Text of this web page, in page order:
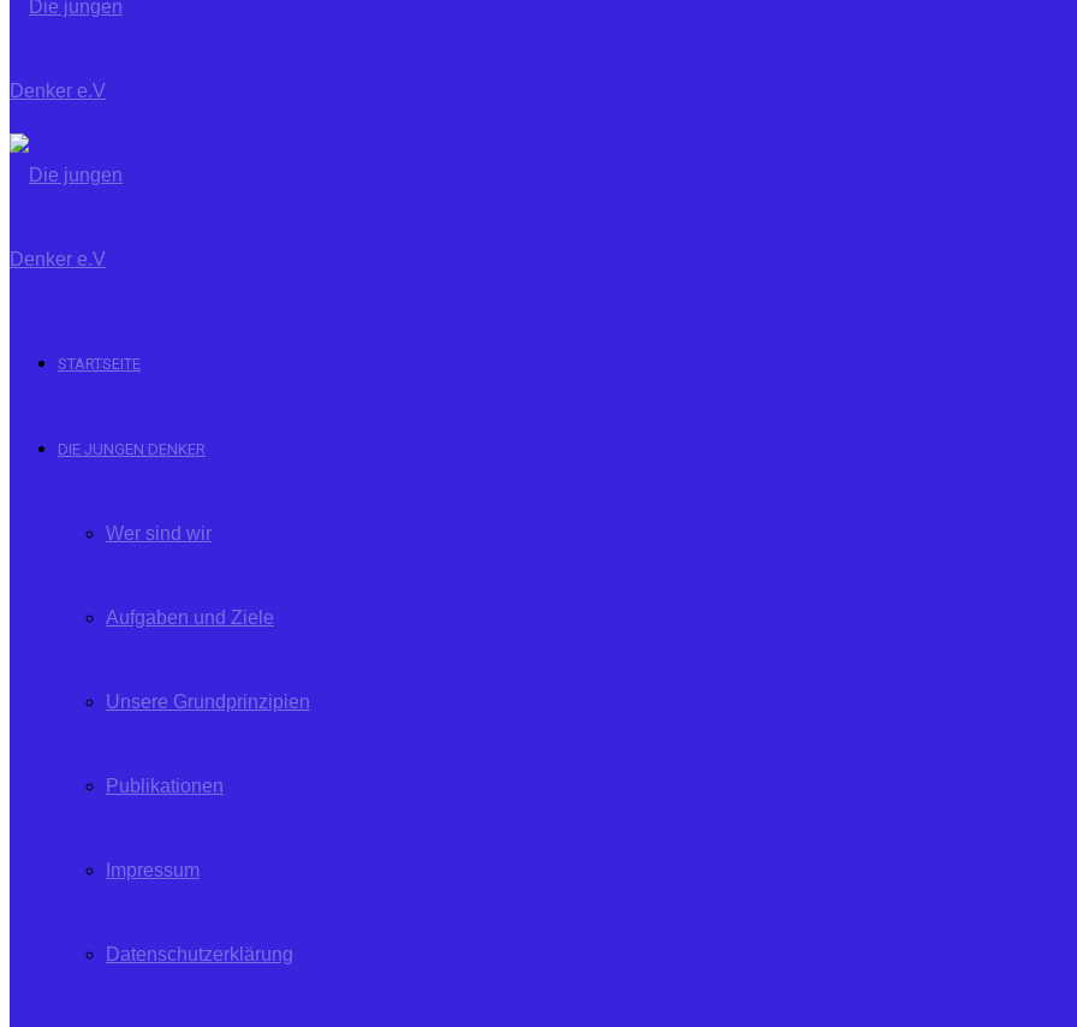
STARTSEITE
DIE JUNGEN DENKER
Wer sind wir
Aufgaben und Ziele
Unsere Grundprinzipien
Publikationen
Impressum
Datenschutzerklärung